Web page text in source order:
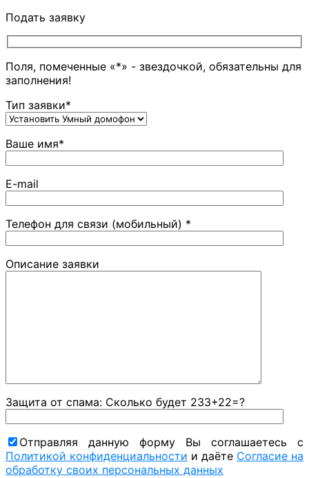
Подать заявку
Поля, помеченные «*» - звездочкой, обязательны для
заполнения!
Тип заявки*
Ваше имя*
E-mail
Телефон для связи (мобильный) *
Описание заявки
Защита от спама: Сколько будет 233+22=?
Отправляя данную форму Вы соглашаетесь с
Политикой конфиденциальности и даёте Согласие на
обработку своих персональных данных